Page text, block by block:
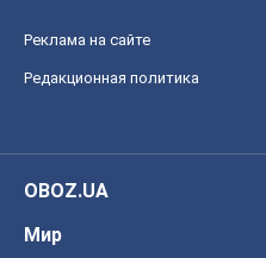
Реклама на сайте
Редакционная политика
OBOZ.UA
Мир